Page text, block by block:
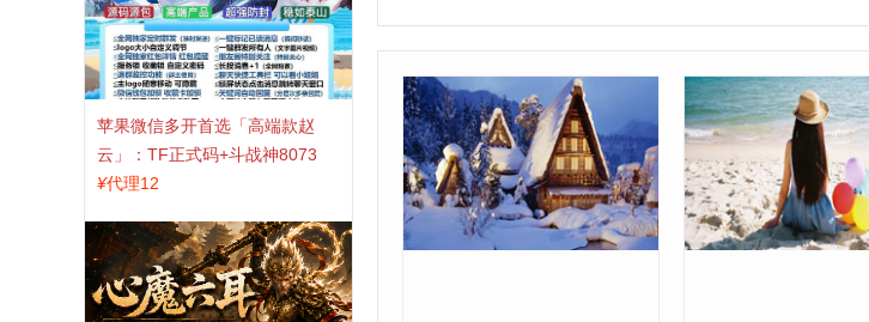
苹果微信多开首选「高端款赵
云」：TF正式码+斗战神8073
包，7天退换认准拍拍卡激活码
¥代理12